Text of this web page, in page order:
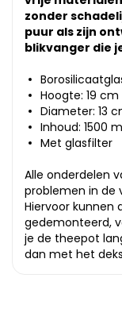
zonder
puur als zijn
blikvanger die
Hoogte: 19 cm
Diameter: 13
Inhoud: 1500
Met glasfilter
Alle onderdelen
problemen in de
Hiervoor kunnen
gedemonteerd,
je de theepot
dan met het